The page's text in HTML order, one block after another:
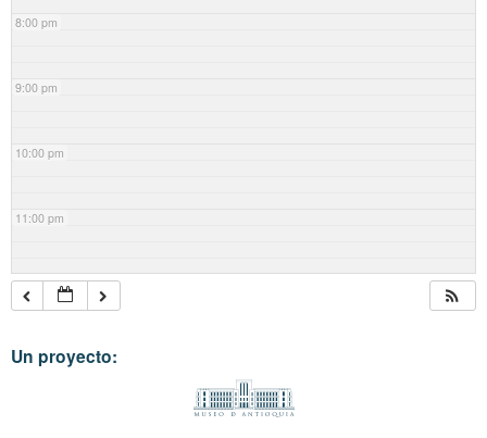
8:00 pm
9:00 pm
10:00 pm
11:00 pm
Un proyecto: